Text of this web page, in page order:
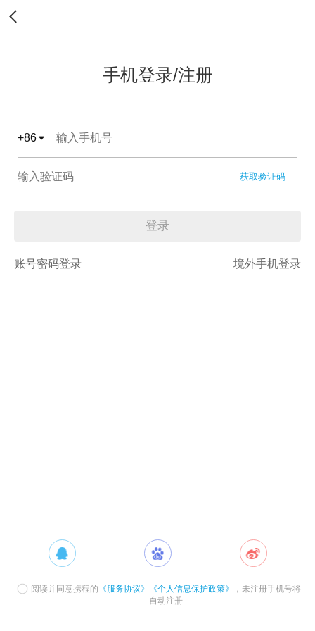
手机登录/注册
+86
获取验证码
登录
账号密码登录 境外手机登录
阅读并同意携程的 《服务协议》 《个人信息保护政策》
，未注册手机号将
自动注册